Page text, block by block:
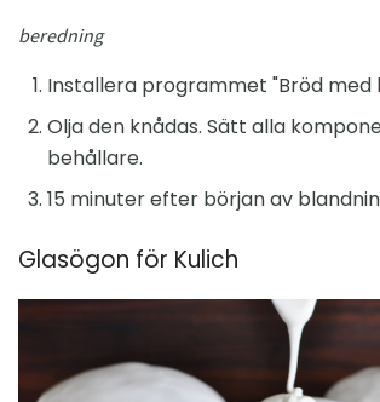
beredning
Installera programmet "Bröd med
Olja den knådas. Sätt alla
behållare.
15 minuter efter början av
Glasögon för Kulich